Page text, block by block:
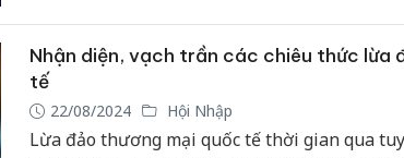
các cạm bẫy tài chính.
Nhận diện, vạch trần các chiêu thức lừa
tế
22/08/2024 Hội Nhập
Lừa đảo thương mại quốc tế thời gian qua